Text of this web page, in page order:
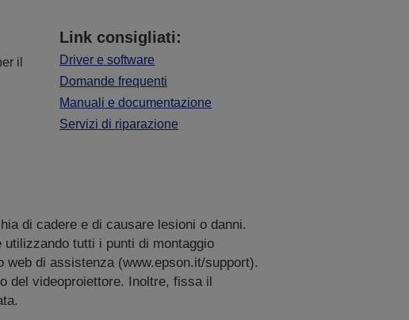
il
Link consigliati:
Driver e software
Domande frequenti
Manuali e documentazione
Servizi di riparazione
di cadere e di causare lesioni o danni.
tutti i punti di montaggio
di assistenza (www.epson.it/support).
del videoproiettore. Inoltre, fissa il